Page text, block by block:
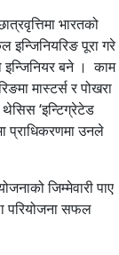
भारतको
पूरा गरे
इन्जिनियर बने । काम
मास्टर्स र पोखरा
थेसिस ‘इन्टिग्रेटेड
प्राधिकरणमा उनले
जिम्मेवारी पाए
परियोजना सफल